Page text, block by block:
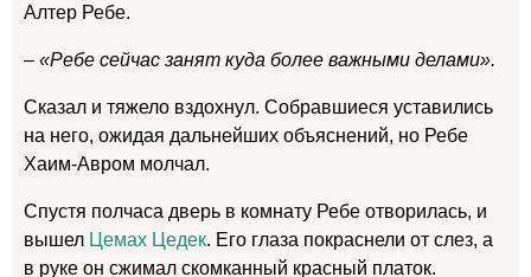
Алтер Ребе.
– «Ребе сейчас занят куда более важными делами».
Сказал и тяжело вздохнул. Собравшиеся уставились
на него, ожидая дальнейших объяснений, но Ребе
Хаим-Авром молчал.
Спустя полчаса дверь в комнату Ребе отворилась, и
вышел Цемах Цедек. Его глаза покраснели от слез, а
в руке он сжимал скомканный красный платок.